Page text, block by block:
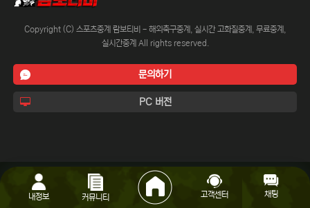
Copyright (C) 스포츠중계 람보티비 - 해외축구중계, 실시간 고화질중계, 무료중계,
실시간중계 All rights reserved.
문의하기
PC 버전
내정보 커뮤니티 고객센터 채팅